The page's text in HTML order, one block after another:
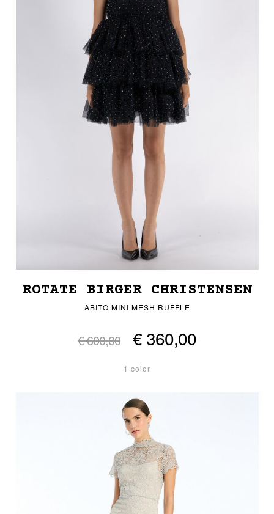
ROTATE BIRGER CHRISTENSEN
ABITO MINI MESH RUFFLE
€ 600,00 € 360,00
1 color